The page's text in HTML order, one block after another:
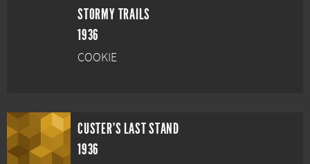
STORMY TRAILS
1936
COOKIE
CUSTER'S LAST STAND
1936